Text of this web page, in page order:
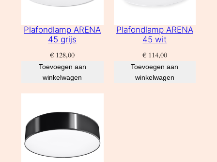
Plafondlamp ARENA
45 grijs
€ 128,00
Toevoegen aan
winkelwagen
Plafondlamp ARENA
45 wit
€114,00
Toevoegen aan
winkelwagen